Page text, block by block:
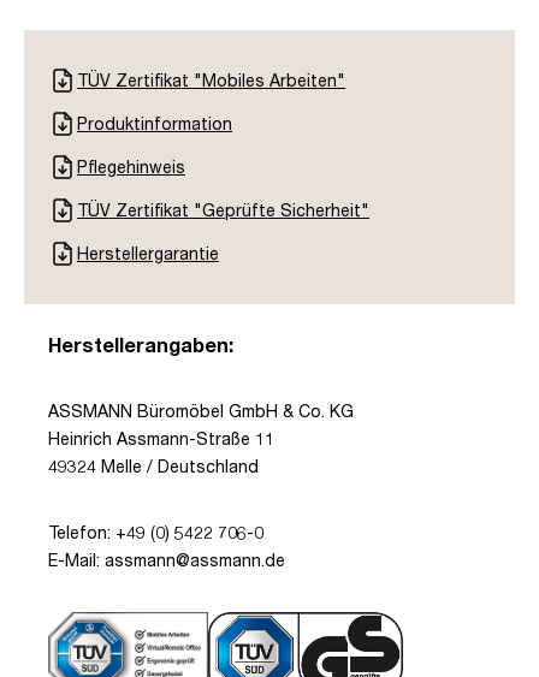
TÜV Zertifikat "Mobiles Arbeiten"
Produktinformation
Pflegehinweis
TÜV Zertifikat "Geprüfte Sicherheit"
Herstellergarantie
Herstellerangaben:
ASSMANN Büromöbel GmbH & Co. KG
Heinrich Assmann-Straße 11
49324 Melle / Deutschland
Telefon: +49 (0) 5422 706-0
E-Mail: assmann@assmann.de